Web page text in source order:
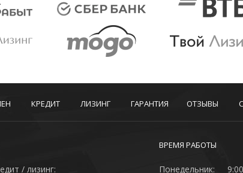
КРЕДИТ ЛИЗИНГ ГАРАНТИЯ ОТЗЫВЫ
/ лизинг:
ВРЕМЯ РАБОТЫ
Понедельник: